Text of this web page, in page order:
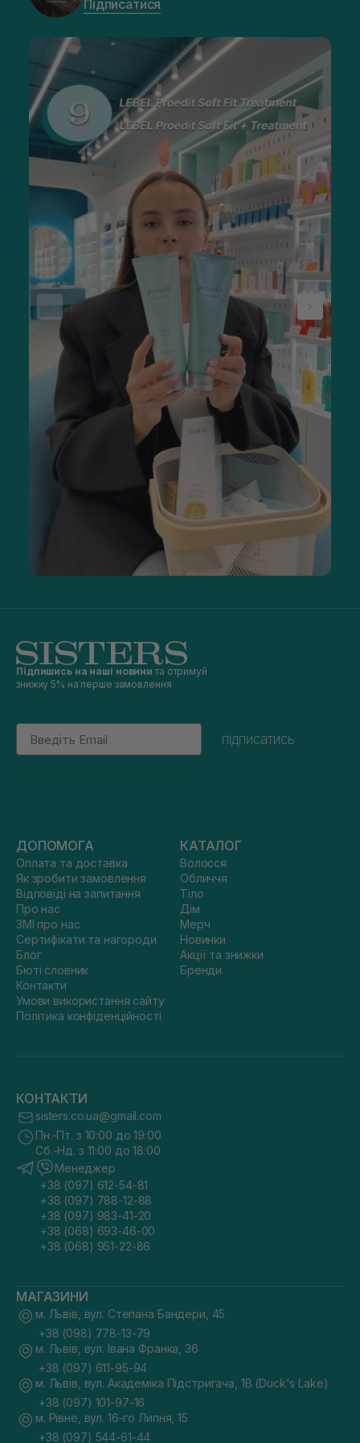
Підписатися
Підпишись на наші новини та отримуй
знижку 5% на перше замовлення
Email
підписатись
ДОПОМОГА
Оплата та доставка
Як зробити замовлення
Відповіді на запитання
Про нас
ЗМІ про нас
Сертифікати та нагороди
Блог
Бюті словник
Контакти
Умови використання сайту
Політика конфіденційності
КАТАЛОГ
Волосся
Обличчя
Тіло
Дім
Мерч
Новинки
Акції та знижки
Бренди
КОНТАКТИ
sisters.co.ua@gmail.com
Пн.-Пт. з 10:00 до 19:00
Сб.-Нд. з 11:00 до 18:00
Менеджер
+38 (097) 612-54-81
+38 (097) 788-12-88
+38 (097) 983-41-20
+38 (068) 693-46-00
+38 (068) 951-22-86
МАГАЗИНИ
м. Львів, вул. Степана Бандери, 45
+38 (098) 778-13-79
м. Львів, вул. Івана Франка, 36
+38 (097) 611-95-94
м. Львів, вул. Академіка Підстригача, 1В (Duck's Lake)
+38 (097) 101-97-16
м. Рівне, вул. 16-го Липня, 15
+38 (097) 544-61-44